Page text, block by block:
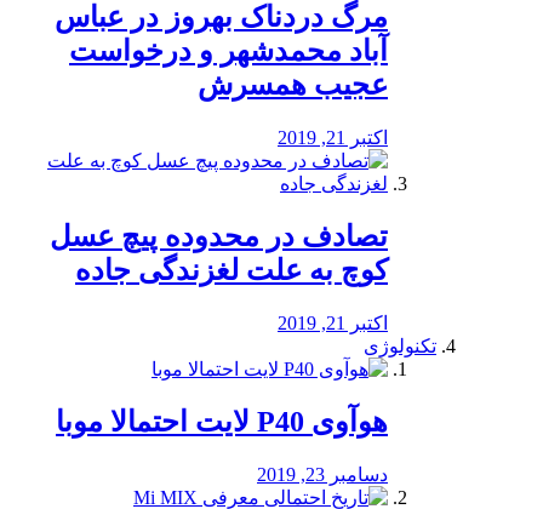
مرگ دردناک بهروز در عباس
آباد محمدشهر و درخواست
عجیب همسرش
اکتبر 21, 2019
تصادف در محدوده پیچ عسل
کوچ به علت لغزندگی جاده
اکتبر 21, 2019
تکنولوژی
هوآوی P40 لایت احتمالا موبا
دسامبر 23, 2019